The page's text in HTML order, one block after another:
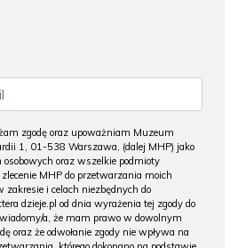
zgodę oraz upoważniam Muzeum
1, 01-538 Warszawa, (dalej MHP) jako
oraz wszelkie podmioty
MHP do przetwarzania moich
zakresie i celach niezbędnych do
dzieje.pl od dnia wyrażenia tej zgody do
a, że mam prawo w dowolnym
oraz że odwołanie zgody nie wpływa na